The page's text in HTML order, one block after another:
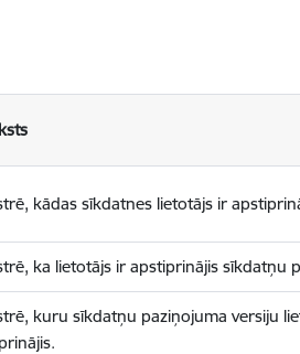
kādas sīkdatnes lietotājs ir
ka lietotājs ir apstiprinājis sīkdatņu
kuru sīkdatņu paziņojuma versiju